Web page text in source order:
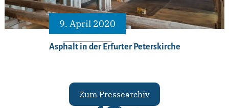
9. April 2020
Asphalt in der Erfurter Peterskirche
Zum Pressearchiv